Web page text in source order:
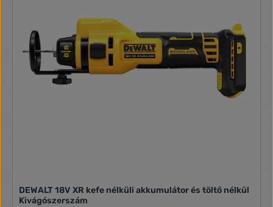
DEWALT 18V XR kefe nélküli akkumulátor és töltő nélkül
Kivágószerszám